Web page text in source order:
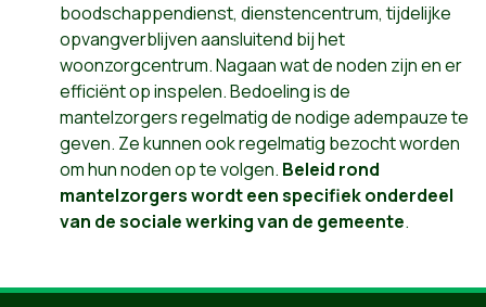
boodschappendienst, dienstencentrum, tijdelijke
opvangverblijven aansluitend bij het
woonzorgcentrum. Nagaan wat de noden zijn en er
efficiënt op inspelen. Bedoeling is de
mantelzorgers regelmatig de nodige adempauze te
geven. Ze kunnen ook regelmatig bezocht worden
om hun noden op te volgen. Beleid rond
mantelzorgers wordt een specifiek onderdeel
van de sociale werking van de gemeente.
We gaan voor een“warme” gemeente, waar